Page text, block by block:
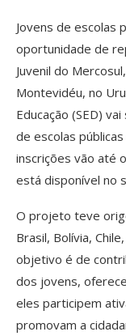
Jovens de escolas
oportunidade de
Juvenil do
Montevidéu, no
Educação (SED)
de escolas
inscrições vão até
está disponível no
O projeto teve
Brasil, Bolívia,
objetivo é de
dos jovens,
eles participem
promovam a